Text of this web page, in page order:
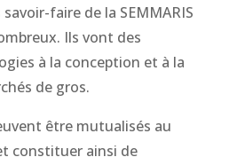
faire de la SEMMARIS
Ils vont des
à la conception et à la
de gros.
être mutualisés au
constituer ainsi de